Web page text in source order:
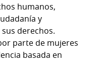
humanos,
y
derechos.
parte de mujeres
basada en